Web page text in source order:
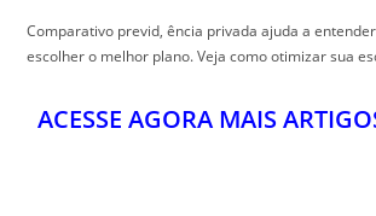
Comparativo previd, ência privada ajuda a
escolher o melhor plano. Veja como otimizar sua
ACESSE AGORA MAIS